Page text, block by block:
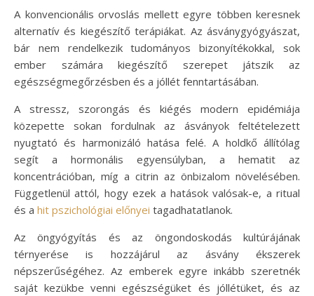
A konvencionális orvoslás mellett egyre többen keresnek
alternatív és kiegészítő terápiákat. Az ásványgyógyászat,
bár nem rendelkezik tudományos bizonyítékokkal, sok
ember számára kiegészítő szerepet játszik az
egészségmegőrzésben és a jóllét fenntartásában.
A stressz, szorongás és kiégés modern epidémiája
közepette sokan fordulnak az ásványok feltételezett
nyugtató és harmonizáló hatása felé. A holdkő állítólag
segít a hormonális egyensúlyban, a hematit az
koncentrációban, míg a citrin az önbizalom növelésében.
Függetlenül attól, hogy ezek a hatások valósak-e, a ritual
és a hit pszichológiai előnyei tagadhatatlanok.
Az öngyógyítás és az öngondoskodás kultúrájának
térnyerése is hozzájárul az ásvány ékszerek
népszerűségéhez. Az emberek egyre inkább szeretnék
saját kezükbe venni egészségüket és jóllétüket, és az